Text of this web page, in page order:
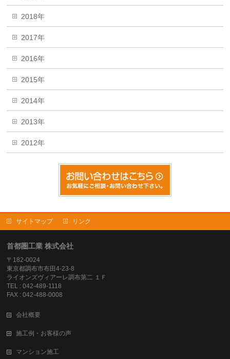
2018年
2017年
2016年
2015年
2014年
2013年
2012年
サイトマップ リンク
首都圏工業 株式会社
〒182-0024
東京都調布市布田4-23-8
ライオンズヴィアーレ調布第二 １Ｆ
TEL : 042-489-1118
FAX : 042-488-0008
会社概要
施工例・お客様の声
マンション施工